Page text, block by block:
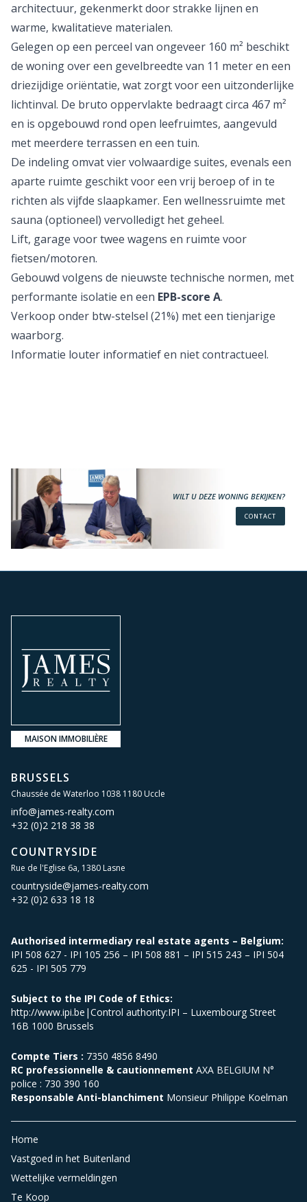
architectuur, gekenmerkt door strakke lijnen en
warme, kwalitatieve materialen.
Gelegen op een perceel van ongeveer 160 m² beschikt
de woning over een gevelbreedte van 11 meter en een
driezijdige oriëntatie, wat zorgt voor een uitzonderlijke
lichtinval. De bruto oppervlakte bedraagt circa 467 m²
en is opgebouwd rond open leefruimtes, aangevuld
met meerdere terrassen en een tuin.
De indeling omvat vier volwaardige suites, evenals een
aparte ruimte geschikt voor een vrij beroep of in te
richten als vijfde slaapkamer. Een wellnessruimte met
sauna (optioneel) vervolledigt het geheel.
Lift, garage voor twee wagens en ruimte voor
fietsen/motoren.
Gebouwd volgens de nieuwste technische normen, met
performante isolatie en een EPB-score A.
Verkoop onder btw-stelsel (21%) met een tienjarige
waarborg.
Informatie louter informatief en niet contractueel.
WILT U DEZE WONING BEKIJKEN?
CONTACT
MAISON IMMOBILIÈRE
BRUSSELS
Chaussée de Waterloo 1038 1180 Uccle
info@james-realty.com
+32 (0)2 218 38 38
COUNTRYSIDE
Rue de l'Eglise 6a, 1380 Lasne
countryside@james-realty.com
+32 (0)2 633 18 18
Authorised intermediary real estate agents – Belgium:
IPI 508 627 - IPI 105 256 – IPI 508 881 – IPI 515 243 – IPI 504
625 - IPI 505 779
Subject to the IPI Code of Ethics:
http://www.ipi.be|Control authority:IPI – Luxembourg Street
16B 1000 Brussels
Compte Tiers : 7350 4856 8490
RC professionnelle & cautionnement AXA BELGIUM N°
police : 730 390 160
Responsable Anti-blanchiment Monsieur Philippe Koelman
Home
Vastgoed in het Buitenland
Wettelijke vermeldingen
Te Koop